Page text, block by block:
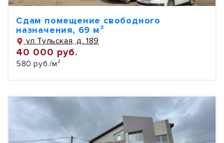
Сдам помещение свободного
назначения, 69 м²
ул Тульская, д. 189
40 000 руб.
580 руб./м²